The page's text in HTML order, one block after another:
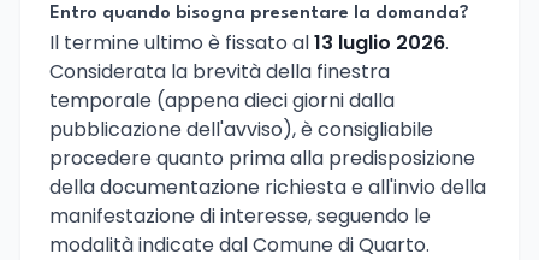
Entro quando bisogna presentare la domanda?
Il termine ultimo è fissato al13 luglio 2026.
Considerata la brevità della finestra
temporale (appena dieci giorni dalla
pubblicazione dell'avviso), è consigliabile
procedere quanto prima alla predisposizione
della documentazione richiesta e all'invio della
manifestazione di interesse, seguendo le
modalità indicate dal Comune di Quarto.